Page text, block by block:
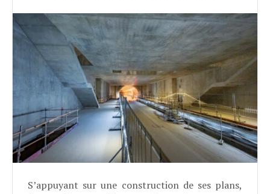
S’appuyant sur une construction de ses plans,